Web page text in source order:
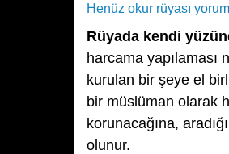
Henüz okur rüyası
Rüyada kendi
harcama yapılaması
kurulan bir şeye el
bir müslüman olarak
korunacağına,
olunur.